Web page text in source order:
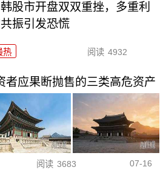
韩股市开盘双双重挫，多重利
振引发恐慌
热 阅读 4932
者应果断抛售的三类高危资产
阅读 3683 07-16